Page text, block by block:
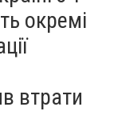
окремі
втрати